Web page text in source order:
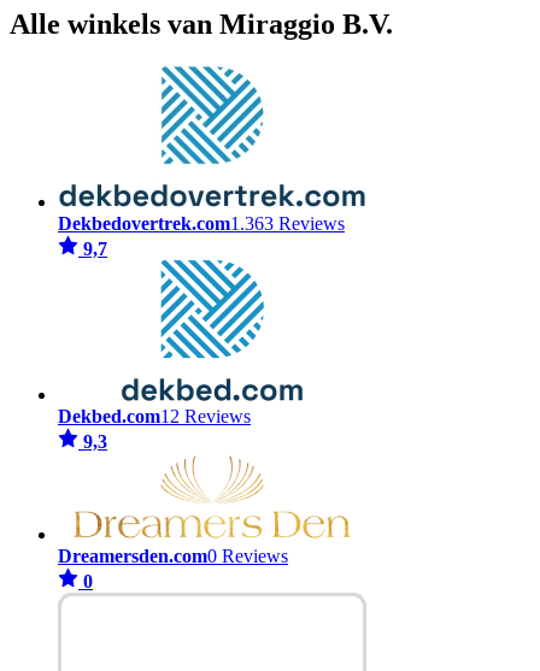
Alle winkels van Miraggio B.V.
Dekbedovertrek.com1.363 Reviews
9,7
Dekbed.com12 Reviews
9,3
Dreamersden.com0 Reviews
0